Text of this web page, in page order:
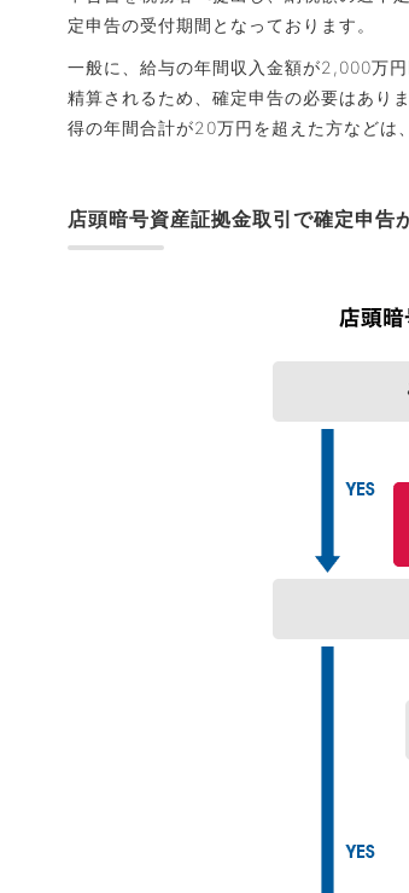
定申告の受付期間となっております。
一般に、給与の年間収入金額が2,000万
精算されるため、確定申告の必要はあり
得の年間合計が20万円を超えた方などは
店頭暗号資産証拠金取引で確定申告